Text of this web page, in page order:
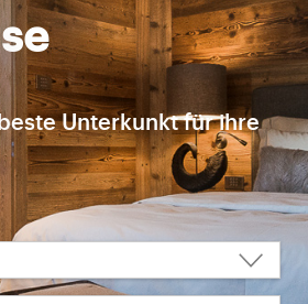
Unterkunkt für ihre